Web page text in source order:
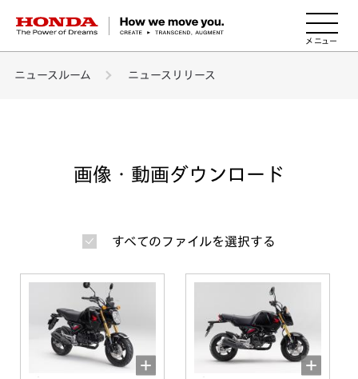
HONDA The Power of Dreams
ニュースルーム ニュースリリース
画像・動画ダウンロード
すべてのファイルを選択する